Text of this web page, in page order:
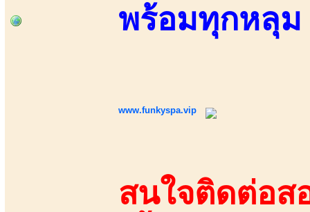
พร้อมทุกหลุม
www.funkyspa.vip
สนใจติดต่อส